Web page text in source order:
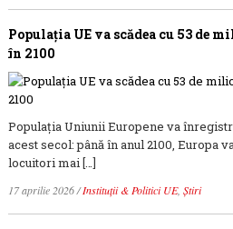
Populația UE va scădea cu 53 de
în 2100
Populația Uniunii Europene va
acest secol: până în anul 2100, Europa
locuitori mai […]
17 aprilie 2026/Instituții & Politici UE, Știri